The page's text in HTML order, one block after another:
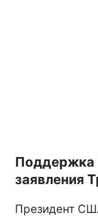
Поддержка
заявления
Президент